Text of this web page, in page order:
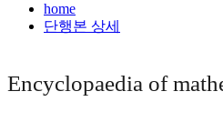
home
단행본 상세
Encyclopaedia of